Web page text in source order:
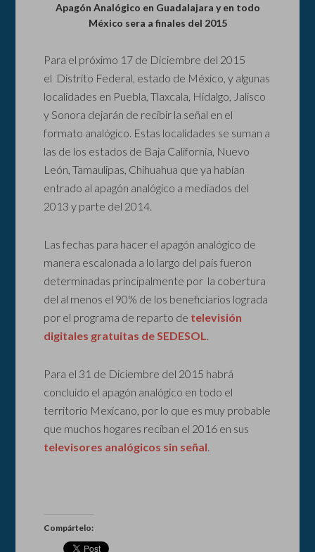
Apagón Analógico en Guadalajara y en todo
México sera a finales del 2015
Para el próximo 17 de Diciembre del 2015
el Distrito Federal, estado de México, y algunas
localidades en Puebla, Tlaxcala, Hidalgo, Jalisco
y Sonora dejarán de recibir la señal en el
formato analógico. Estas localidades se suman a
las de los estados de Baja California, Nuevo
León, Tamaulipas, Chihuahua que ya habían
entrado al apagón analógico a mediados del
2013 y parte del 2014.
Las fechas para hacer el apagón analógico de
manera escalonada a lo largo del país fueron
determinadas principalmente por la cobertura
del al menos el 90% de los beneficiarios lograda
por el programa de reparto de televisión
digitales gratuitas de SEDESOL
Para el 31 de Diciembre del 2015 habrá
concluido el apagón analógico en todo el
territorio Mexicano, por lo que es muy probable
que muchos hogares reciban el 2016 en sus
televisores analógicos sin señal
Compártelo: